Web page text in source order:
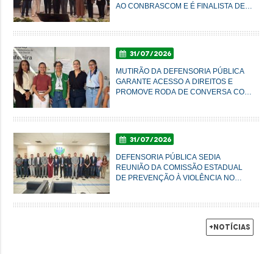
AO CONBRASCOM E É FINALISTA DE
31/07/2026
MUTIRÃO DA DEFENSORIA PÚBLICA
GARANTE ACESSO A DIREITOS E
PROMOVE RODA DE CONVERSA COM
31/07/2026
DEFENSORIA PÚBLICA SEDIA
REUNIÃO DA COMISSÃO ESTADUAL
DE PREVENÇÃO À VIOLÊNCIA NO
+Notícias